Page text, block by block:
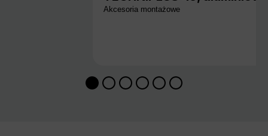
Akcesoria montażowe